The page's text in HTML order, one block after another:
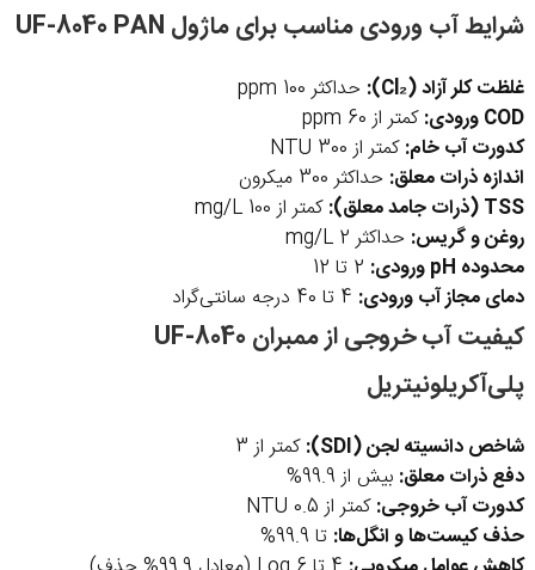
شرایط آب ورودی مناسب برای ماژول UF-8040 PAN
غلظت کلر آزاد (Cl₂):
حداکثر 100 ppm
COD ورودی:
کمتر از 60 ppm
کدورت آب خام:کمتر از 300 NTU
اندازه ذرات معلق: حداکثر 300 میکرون
TSS (ذرات جامد معلق):
کمتر از 100 mg/L
روغن و گریس: حداکثر 2 mg/L
محدوده pH ورودی:
دمای مجاز آب ورودی:
کیفیت آب خروجی از ممبران UF-8040
پلی‌آکریلونیتریل
شاخص دانسیته لجن (SDI):
کمتر از 3
دفع ذرات معلق: بیش از 99.9%
کدورت آب خروجی:کمتر از 0.5 NTU
حذف کیست‌ها و انگل‌ها: تا 99.9%